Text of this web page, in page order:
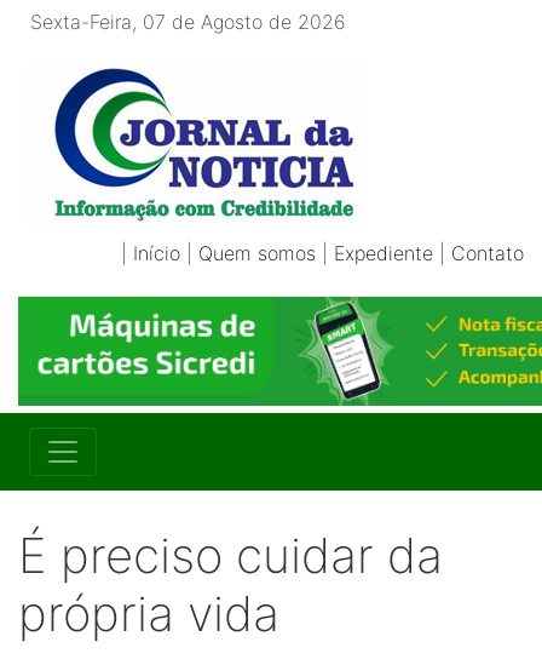
Sexta-Feira, 07 de Agosto de 2026
Início Quem somos Expediente Contato
É preciso cuidar da
própria vida